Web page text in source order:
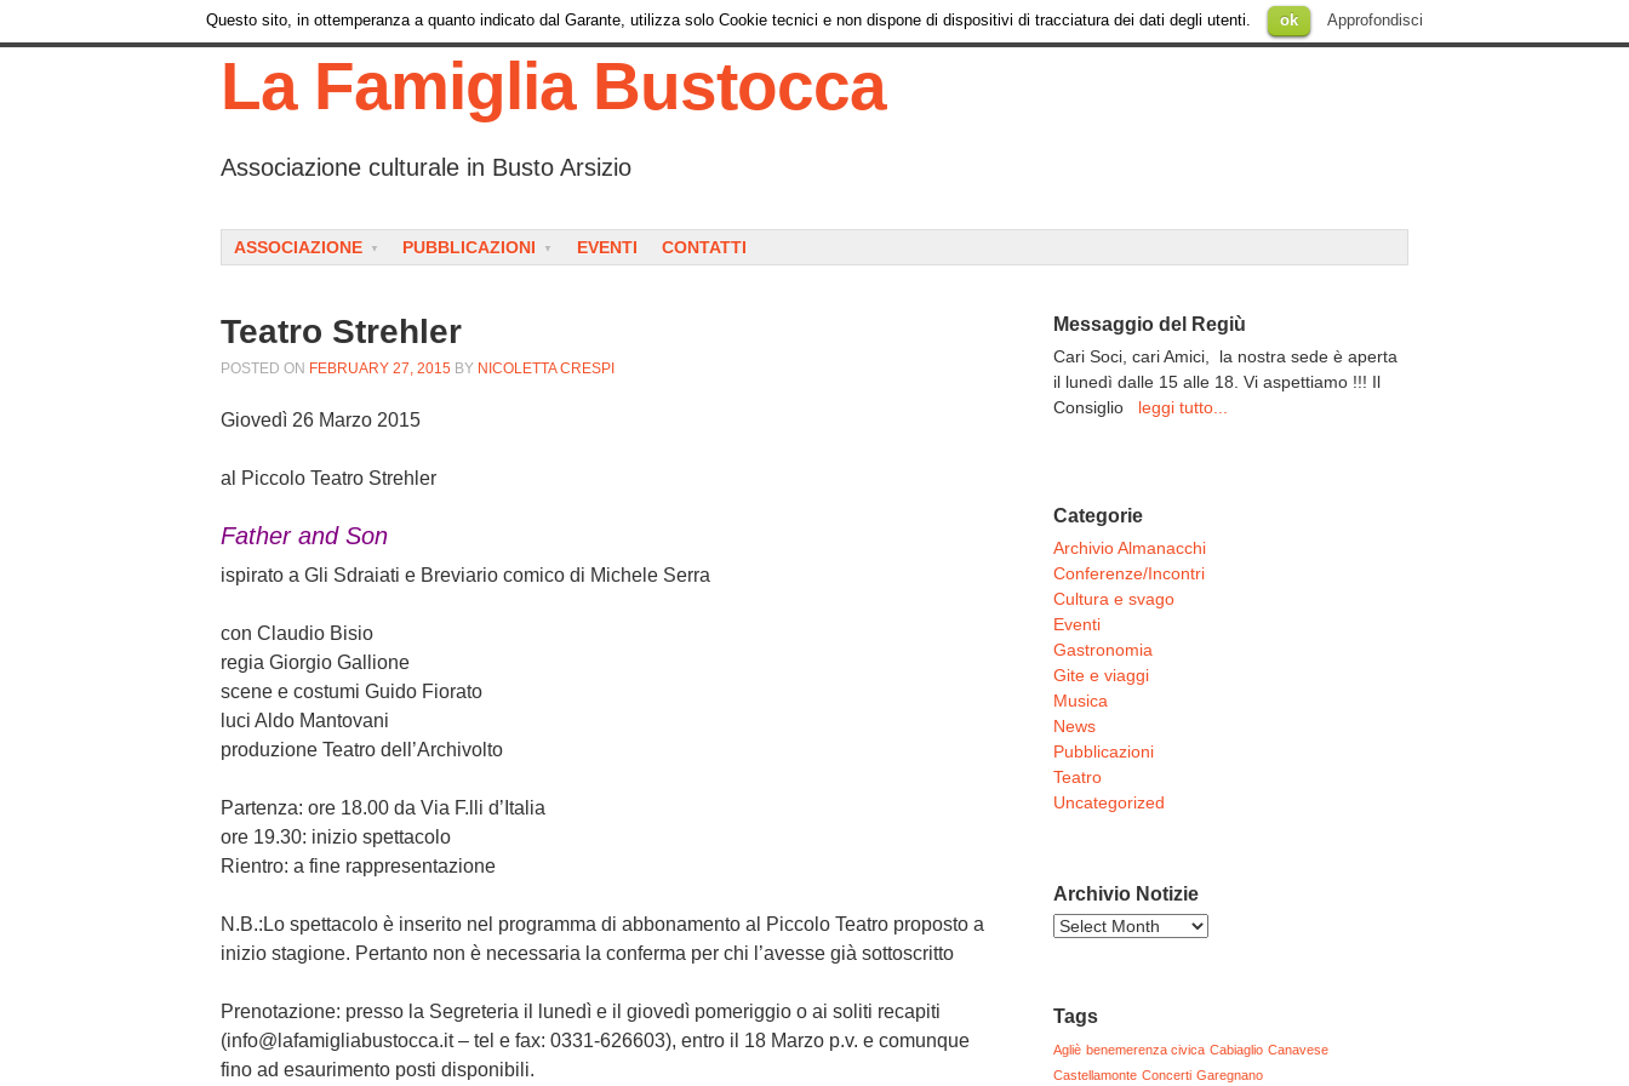
La Famiglia Bustocca
Associazione culturale in Busto Arsizio
Menu
SKIP TO CONTENT
ASSOCIAZIONE PUBBLICAZIONI EVENTI CONTATTI
Teatro Strehler
POSTED ON FEBRUARY 27, 2015 BY NICOLETTA CRESPI
Giovedì 26 Marzo 2015
al Piccolo Teatro Strehler
Father and Son
ispirato a Gli Sdraiati e Breviario comico di Michele Serra
con Claudio Bisio
regia Giorgio Gallione
scene e costumi Guido Fiorato
luci Aldo Mantovani
produzione Teatro dell’Archivolto
Partenza: ​​ore 18.00 da Via F.lli d’Italia
ore 19.30: inizio spettacolo
Rientro: ​​a fine rappresentazione
N.B.:Lo spettacolo è inserito nel programma di abbonamento al Piccolo Teatro proposto a
inizio stagione. Pertanto non è necessaria la conferma per chi l’avesse già sottoscritto
Prenotazione: presso la Segreteria il lunedì e il giovedì pomeriggio o ai soliti recapiti
(info@lafamigliabustocca.it – tel e fax: 0331-626603), entro il 18 Marzo p.v. e comunque
fino ad esaurimento posti disponibili.
Messaggio del Regiù
Cari Soci, cari Amici, la nostra sede è aperta
il lunedì dalle 15 alle 18. Vi aspettiamo !!! Il
Consiglio leggi tutto...
Categorie
Archivio Almanacchi
Conferenze/Incontri
Cultura e svago
Eventi
Gastronomia
Gite e viaggi
Musica
News
Pubblicazioni
Teatro
Uncategorized
Archivio Notizie
Archivio
Tags
Agliè benemerenza civica Cabiaglio Canavese
Castellamonte Concerti Garegnano
Questo sito, in ottemperanza a quanto indicato dal Garante, utilizza solo Cookie tecnici e non dispone di dispositivi di tracciatura dei dati degli utenti. ok Approfondisci